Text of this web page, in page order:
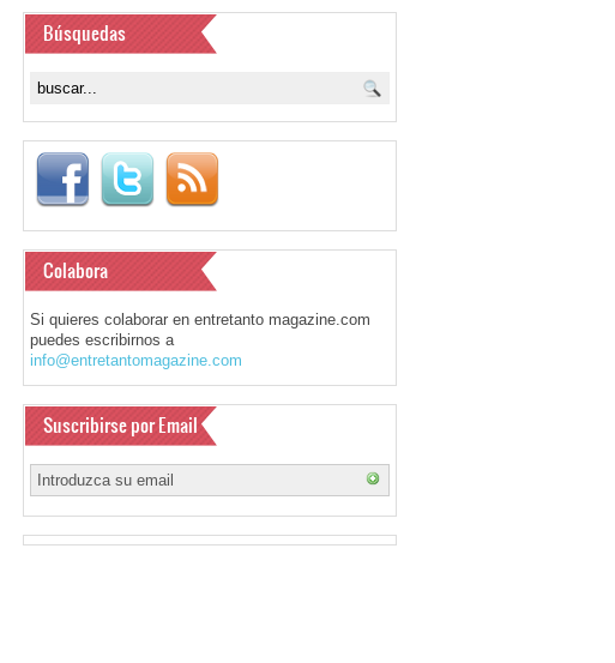
Búsquedas
Colabora
Si quieres colaborar en entretanto magazine.com
puedes escribirnos a
info@entretantomagazine.com
Suscribirse por Email